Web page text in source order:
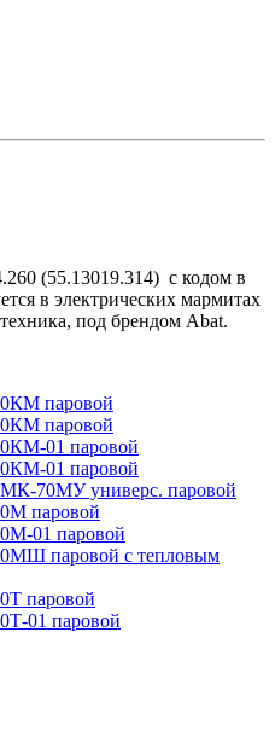
(55.13019.314) с кодом в
в электрических мармитах
под брендом Abat.
паровой
паровой
01 паровой
01 паровой
70МУ универс. паровой
паровой
01 паровой
паровой с тепловым
паровой
01 паровой